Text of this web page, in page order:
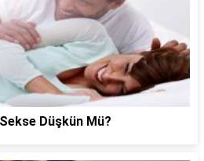
Düşkün Mü?